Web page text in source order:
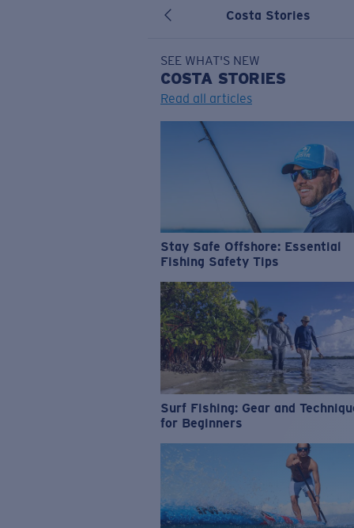
Costa Stories
SEE WHAT'S NEW
COSTA STORIES
Read all articles
Stay Safe Offshore: Essential
Fishing Safety Tips
Surf Fishing: Gear and
for Beginners